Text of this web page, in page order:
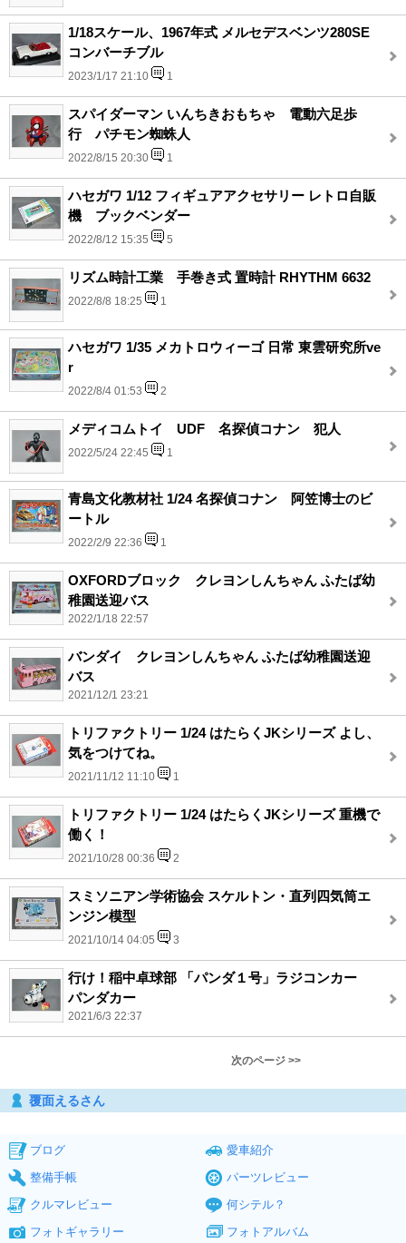
1/18スケール、1967年式 メルセデスベンツ280SE
コンバーチブル
2023/1/17 21:10 1
スパイダーマン いんちきおもちゃ 電動六足歩
行 パチモン蜘蛛人
2022/8/15 20:30 1
ハセガワ 1/12 フィギュアアクセサリー レトロ自販
機 ブックベンダー
2022/8/12 15:35 5
リズム時計工業 手巻き式 置時計 RHYTHM 6632
2022/8/8 18:25 1
ハセガワ 1/35 メカトロウィーゴ 日常 東雲研究所ve
r
2022/8/4 01:53 2
メディコムトイ UDF 名探偵コナン 犯人
2022/5/24 22:45 1
青島文化教材社 1/24 名探偵コナン 阿笠博士のビ
ートル
2022/2/9 22:36 1
OXFORDブロック クレヨンしんちゃん ふたば幼
稚園送迎バス
2022/1/18 22:57
バンダイ クレヨンしんちゃん ふたば幼稚園送迎
バス
2021/12/1 23:21
トリファクトリー 1/24 はたらくJKシリーズ よし、
気をつけてね。
2021/11/12 11:10 1
トリファクトリー 1/24 はたらくJKシリーズ 重機で
働く！
2021/10/28 00:36 2
スミソニアン学術協会 スケルトン・直列四気筒エ
ンジン模型
2021/10/14 04:05 3
行け！稲中卓球部 「パンダ１号」ラジコンカー
パンダカー
2021/6/3 22:37
次のページ >>
覆面えるさん
ブログ
愛車紹介
整備手帳
パーツレビュー
クルマレビュー
何シテル？
フォトギャラリー
フォトアルバム